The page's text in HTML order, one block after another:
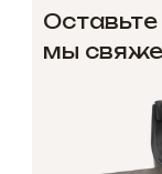
мы